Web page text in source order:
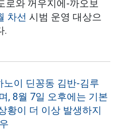
로와 꺼우지에-까오보
차선 시범 운영 대상으
.